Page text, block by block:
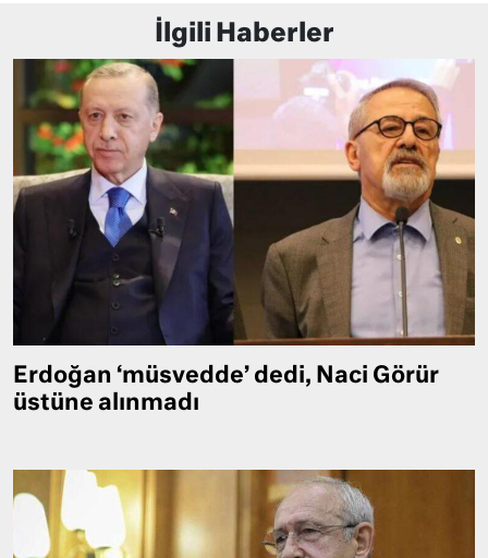
İlgili Haberler
Erdoğan ‘müsvedde’ dedi, Naci Görür
üstüne alınmadı